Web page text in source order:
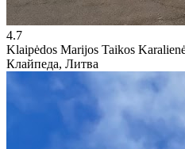
4.7
Klaipėdos Marijos Taikos
Клайпеда, Литва